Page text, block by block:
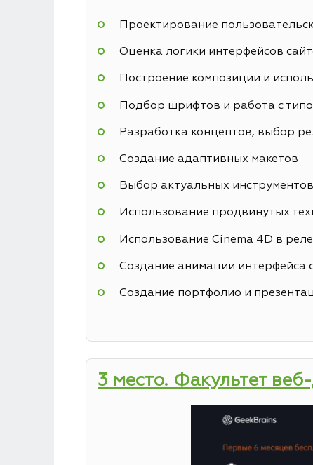
Проектирование
Оценка логики интерфейсов
Построение композиции и
Подбор шрифтов и работа с
Разработка концептов, выбор
Создание адаптивных макетов
Выбор актуальных
Использование продвинутых
Использование Cinema 4D в
Создание анимации
Создание портфолио и
3 место. Факультет